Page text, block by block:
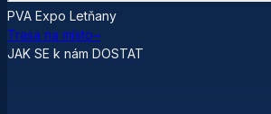
PVA Expo Letňany
Trasa na místo→
JAK SE k nám DOSTAT